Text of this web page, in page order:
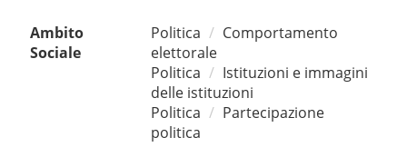
Ambito
Sociale
Politica
Comportamento
elettorale
Politica
Istituzioni e immagini
delle istituzioni
Politica
Partecipazione
politica